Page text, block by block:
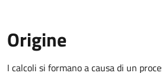
Origine
I calcoli si formano a causa di un